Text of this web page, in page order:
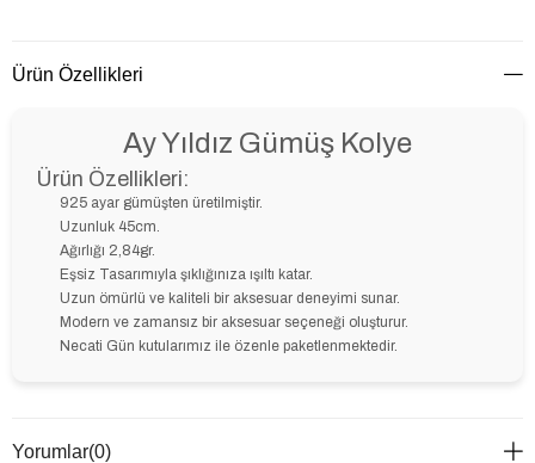
Ürün Özellikleri
Ay Yıldız Gümüş Kolye
Ürün Özellikleri:
925 ayar gümüşten üretilmiştir.
Uzunluk 45cm.
Ağırlığı 2,84gr.
Eşsiz Tasarımıyla şıklığınıza ışıltı katar.
Uzun ömürlü ve kaliteli bir aksesuar deneyimi sunar.
Modern ve zamansız bir aksesuar seçeneği oluşturur.
Necati Gün kutularımız ile özenle paketlenmektedir.
Yorumlar(0)